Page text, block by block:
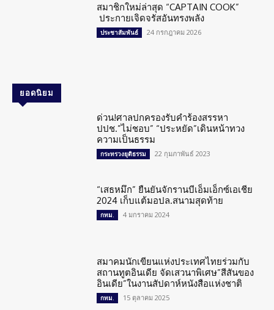
สมาชิกใหม่ล่าสุด “CAPTAIN COOK”
ประกายเจิดจรัสอันทรงพลัง
ประชาสัมพันธ์ 24 กรกฎาคม 2026
ยอดนิยม
ด่วน!ศาลปกครองรับคำร้องสรรหา
ปปช.”ไม่ชอบ” “ประหยัด”เดินหน้าทวง
ความเป็นธรรม
กระทรวงยุติธรรม 22 กุมภาพันธ์ 2023
“เสธหมึก” ยืนยันจักรานบีเอ็มเอ็กซ์เอเชีย
2024 เก็บแต้มอปล.สนามสุดท้าย
กทม. 4 มกราคม 2024
สมาคมนักเขียนแห่งประเทศไทยร่วมกับ
สถานทูตอินเดีย จัดเสวนาพิเศษ”สีสันของ
อินเดีย”ในงานสัปดาห์หนังสือแห่งชาติ
กทม. 15 ตุลาคม 2025